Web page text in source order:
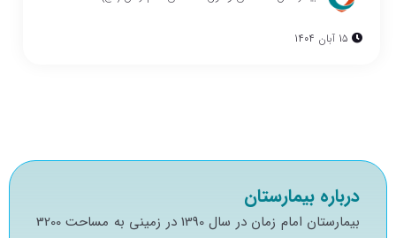
15 آبان 1404
درباره بیمارستان
بيمارستان امام زمان در سال 1390 در زميني به مساحت 3200